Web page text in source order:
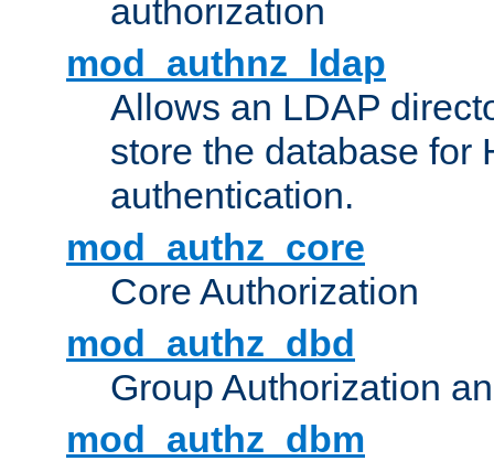
authorization
mod_authnz_ldap
Allows an LDAP
store the database for
authentication.
mod_authz_core
Core Authorization
mod_authz_dbd
Group Authorization
mod_authz_dbm